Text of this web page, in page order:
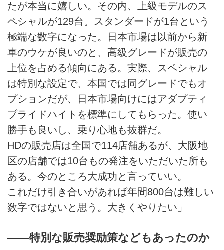
たが本当に嬉しい。その内、上級モデルのス
ペシャルが129台。スタンダードが1台という
極端な数字になった。日本市場は以前から新
車のウケが良いのと、高級グレードが販売の
上位を占める傾向にある。実際、スペシャル
は特別な設定で、本国では同グレードでもオ
プションだが、日本市場向けにはアダプティ
ブライドハイトを標準にしてもらった。使い
勝手も良いし、乗り心地も抜群だ。
HDの販売店は全国で114店舗あるが、大阪地
区の店舗では10台もの発注をいただいた所も
ある。今のところ大成功と言っていい。
これだけ引き合いがあれば年間800台は難しい
数字ではないと思う。大きくやりたい」
――特別な販売奨励策などもあったのか